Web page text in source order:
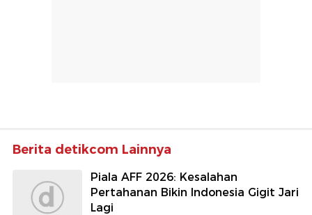
Berita detikcom Lainnya
Piala AFF 2026: Kesalahan
Pertahanan Bikin Indonesia Gigit Jari
Lagi